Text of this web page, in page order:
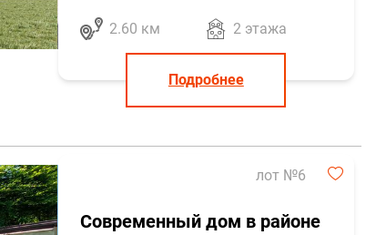
2.60 км 2 этажа
Подробнее
лот №6
Современный дом в районе